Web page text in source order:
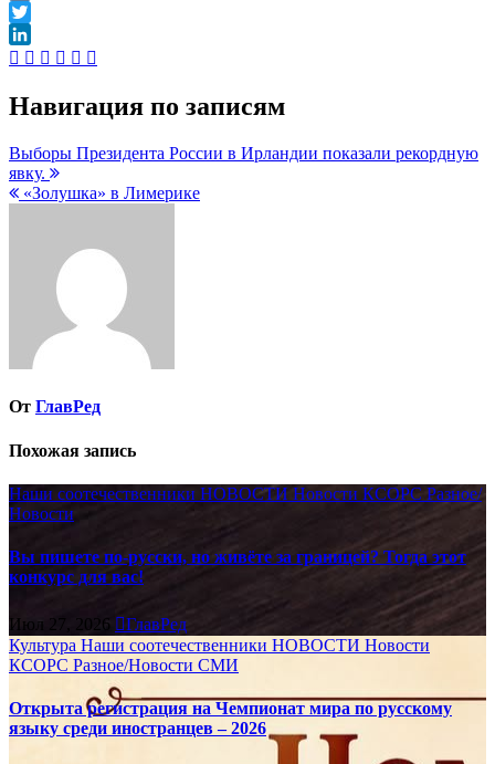
VK
Twitter
LinkedIn
Навигация по записям
Выборы Президента России в Ирландии показали рекордную
явку.
«Золушка» в Лимерике
От ГлавРед
Похожая запись
Наши соотечественники НОВОСТИ Новости КСОРС Разное/
Новости
Вы пишете по-русски, но живёте за границей? Тогда этот
конкурс для вас!
Июл 27, 2026
ГлавРед
Культура Наши соотечественники НОВОСТИ Новости
КСОРС Разное/Новости СМИ
Открыта регистрация на Чемпионат мира по русскому
языку среди иностранцев – 2026